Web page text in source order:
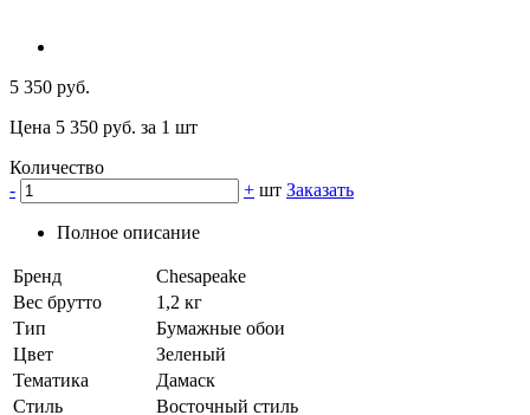
5 350 руб.
Цена 5 350 руб. за 1 шт
Количество
-
+ шт Заказать
Полное описание
Бренд
Chesapeake
Вес брутто
1,2 кг
Тип
Бумажные обои
Цвет
Зеленый
Тематика
Дамаск
Стиль
Восточный стиль